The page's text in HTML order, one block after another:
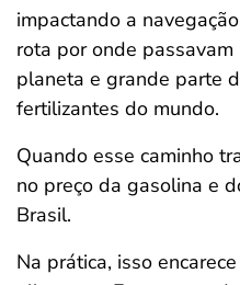
impactando a
rota por onde
planeta e grande parte
fertilizantes do mundo.
Quando esse caminho
no preço da gasolina e
Brasil.
Na prática, isso